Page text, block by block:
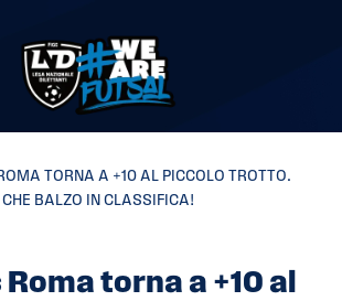
TORNA A +10 AL PICCOLO TROTTO.
BALZO IN CLASSIFICA!
Roma torna a +10 al